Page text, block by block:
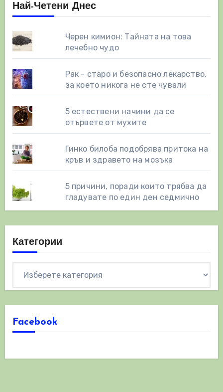
Най-Четени Днес
Черен кимион: Тайната на това
лечебно чудо
Рак - старо и безопасно лекарство,
за което никога не сте чували
5 естествени начини да се
отървете от мухите
Гинко билоба подобрява притока на
кръв и здравето на мозъка
5 причини, поради които трябва да
гладувате по един ден седмично
Категории
Facebook